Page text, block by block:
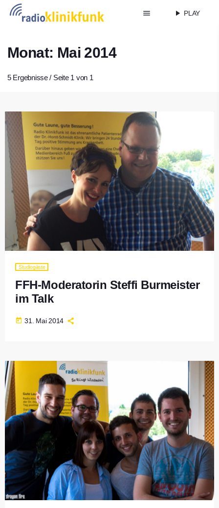
menu play_arrow PLAY
Monat: Mai 2014
5 Ergebnisse / Seite 1 von 1
Studiogäste
FFH-Moderatorin Steffi Burmeister
im Talk
today 31. Mai 2014